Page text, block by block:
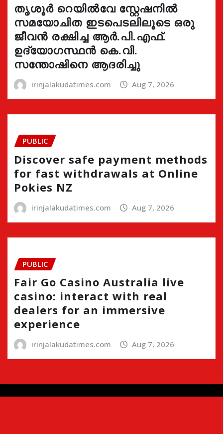
തൃശൂർ റെയിൽവേ സ്റ്റേഷനിൽ
സമയോചിത ഇടപെടലിലൂടെ ഒരു
ജീവൻ രക്ഷിച്ച ആർ.പി.എഫ്.
ഉദ്യോഗസ്ഥൻ കെ.വി.
സന്തോഷിനെ ആദരിച്ചു
irinjalakudatimes.com Aug 7, 2026
PUBLIC
Discover safe payment methods
for fast withdrawals at Online
Pokies NZ
irinjalakudatimes.com Aug 7, 2026
PUBLIC
Fair Go Casino Australia live
casino: interact with real
dealers for an immersive
experience
irinjalakudatimes.com Aug 7, 2026